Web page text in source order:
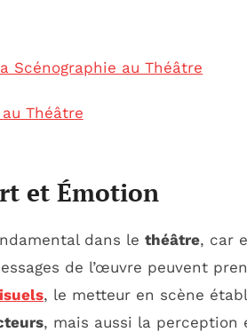
Scénographie au Théâtre
Théâtre
et Émotion
dans le théâtre, car
de l’œuvre peuvent
, le metteur en scène
, mais aussi la perception